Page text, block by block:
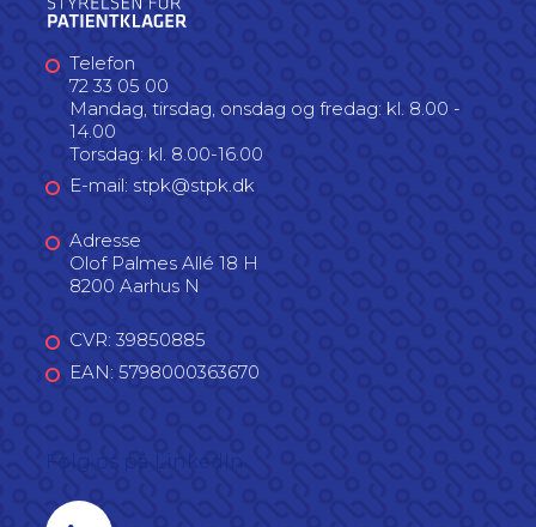
Telefon
72 33 05 00
Mandag, tirsdag, onsdag og fredag: kl. 8.00 -
14.00
Torsdag: kl. 8.00-16.00
E-mail: stpk@stpk.dk
Adresse
Olof Palmes Allé 18 H
8200 Aarhus N
CVR: 39850885
EAN: 5798000363670
Linkedin profil